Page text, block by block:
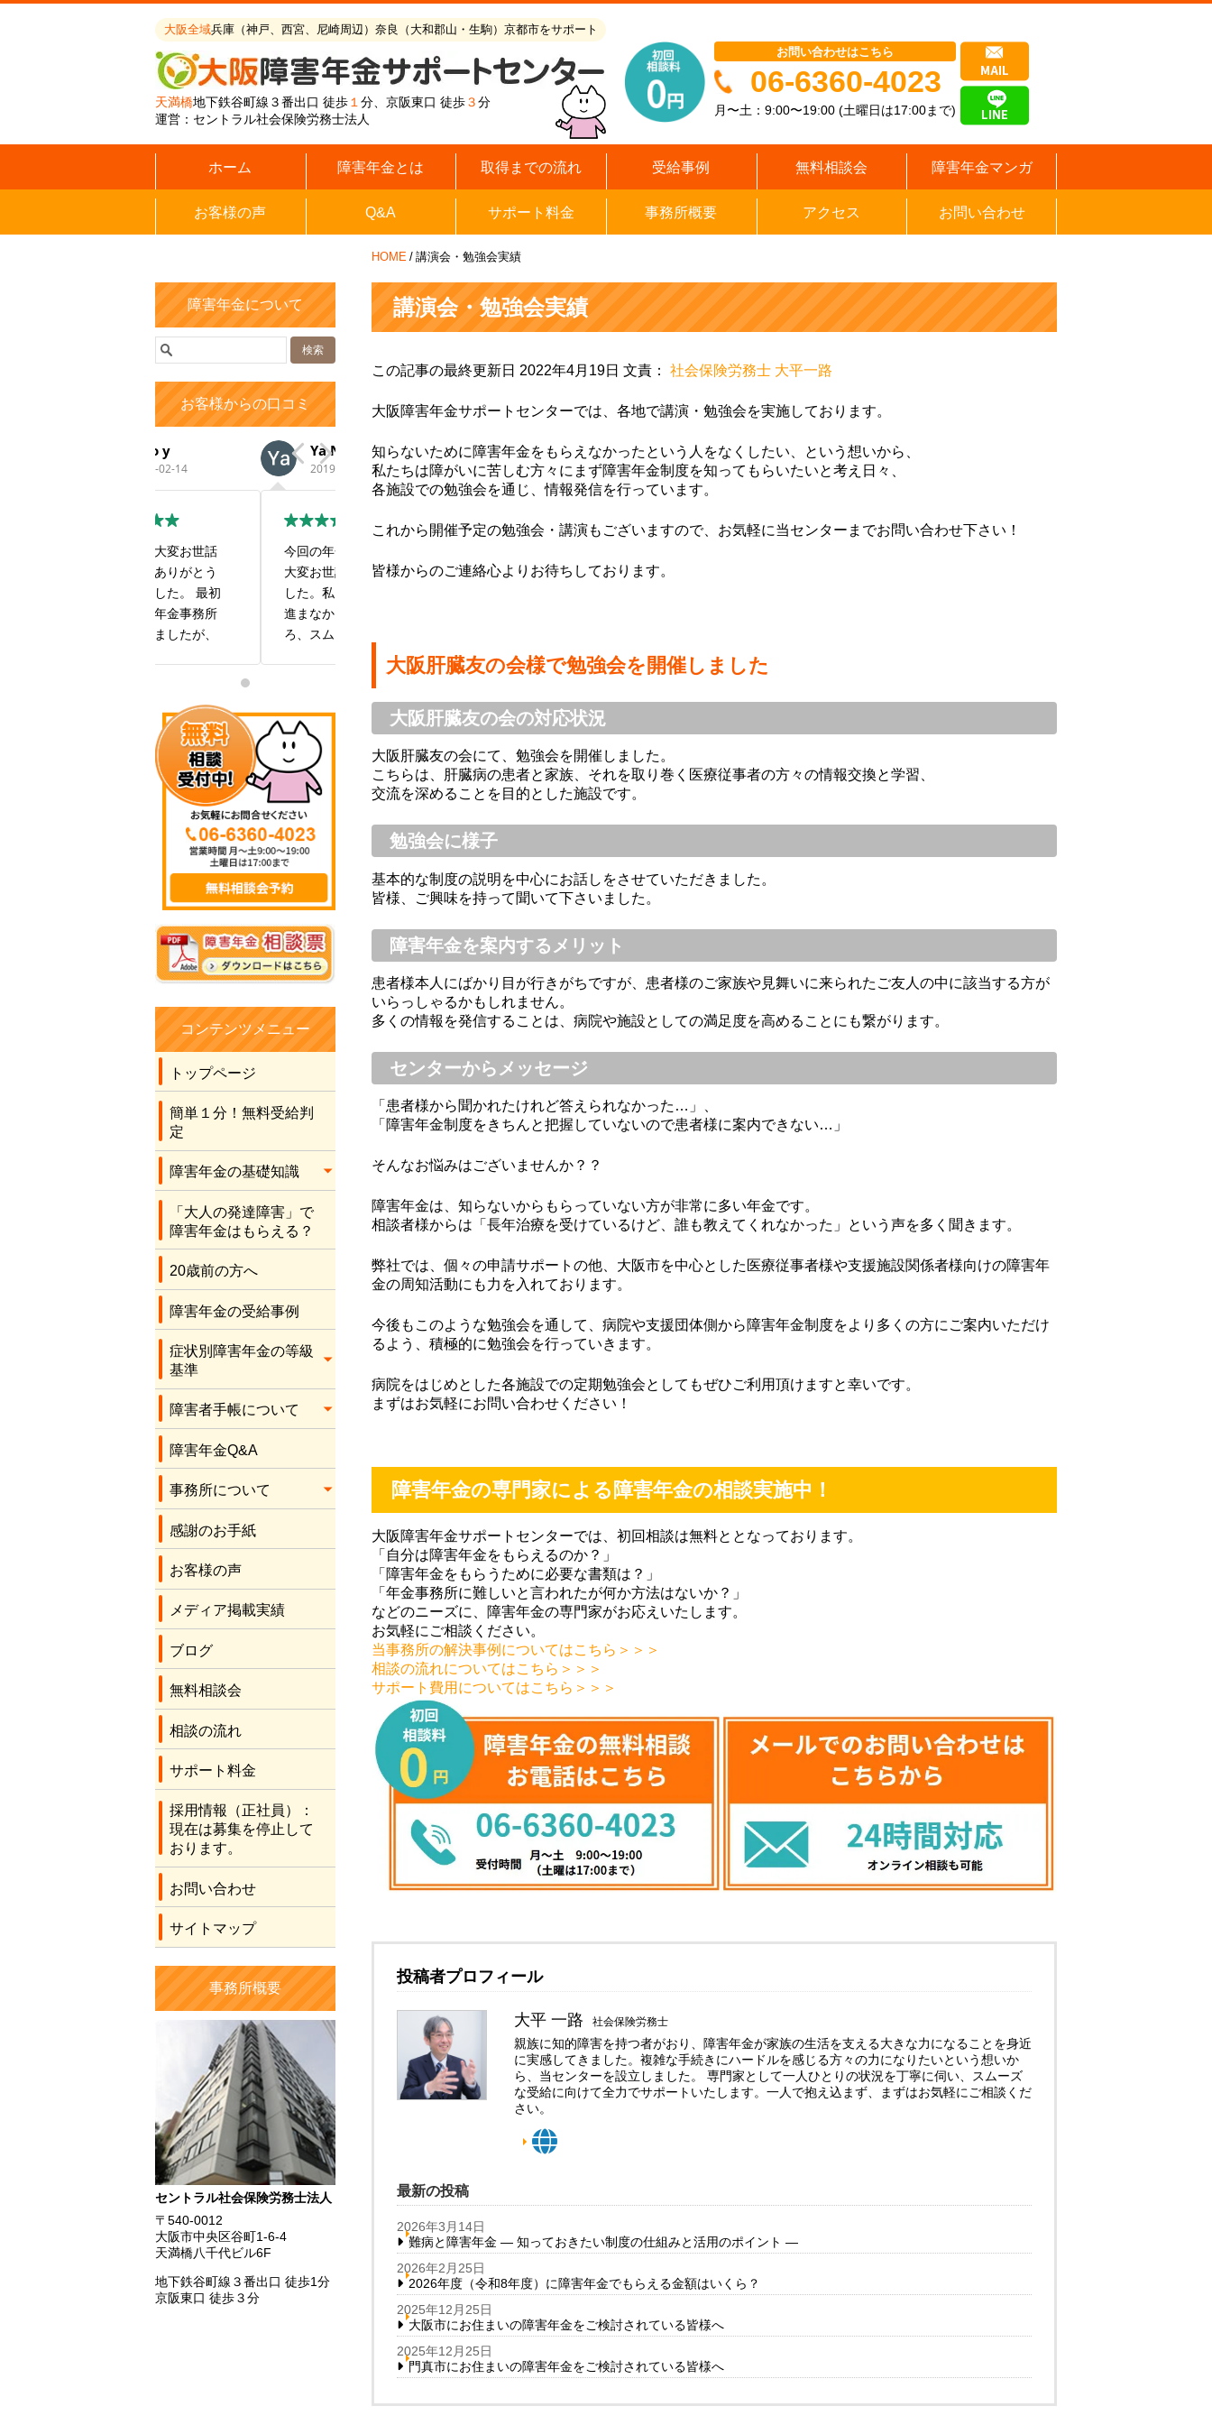
大阪全域兵庫（神戸、西宮、尼崎周辺）奈良（大和郡山・生駒）京都市をサポート
天満橋地下鉄谷町線３番出口 徒歩１分、京阪東口 徒歩３分
運営：セントラル社会保険労務士法人
お問い合わせはこちら
06-6360-4023
月〜土：9:00〜19:00 (土曜日は17:00まで)
ホーム 障害年金とは 取得までの流れ 受給事例 無料相談会 障害年金マンガ
お客様の声 Q&A サポート料金 事務所概要 アクセス お問い合わせ
HOME / 講演会・勉強会実績
障害年金について
お客様からの口コミ
2019-12-16
今回の年金受給では
大変お世話になりま
した。私1人では全然
進まなかったとこ
ろ、スムーズに手続
しております。また
あるかと思いますが
何卒よろしくお願い
致します。本当にあ
りがとうございまし
た。
いちごみるく
2019-12-02
も良い社労士さんで
上山良二
2019-09-02
申請で少し不安でし
に説明してもらい安
心して、また、個人
いにくい時も、調整
してくださり、先生
には大変感謝してま
す。ありがとうござ
いました。
M Mmittsu
2019-07-22
感謝しております。
もっと早く相談して
時もよろしくお願い
コンテンツメニュー
トップページ
簡単１分！無料受給判
定
障害年金の基礎知識
「大人の発達障害」で
障害年金はもらえる？
20歳前の方へ
障害年金の受給事例
症状別障害年金の等級
基準
障害者手帳について
障害年金Q&A
事務所について
感謝のお手紙
お客様の声
メディア掲載実績
ブログ
無料相談会
相談の流れ
サポート料金
採用情報（正社員）：
現在は募集を停止して
おります。
お問い合わせ
サイトマップ
事務所概要
セントラル社会保険労務士法人
〒540-0012
大阪市中央区谷町1-6-4
天満橋八千代ビル6F
地下鉄谷町線３番出口 徒歩1分
京阪東口 徒歩３分
講演会・勉強会実績
この記事の最終更新日 2022年4月19日 文責： 社会保険労務士 大平一路
大阪障害年金サポートセンターでは、各地で講演・勉強会を実施しております。
知らないために障害年金をもらえなかったという人をなくしたい、という想いから、
私たちは障がいに苦しむ方々にまず障害年金制度を知ってもらいたいと考え日々、
各施設での勉強会を通じ、情報発信を行っています。
これから開催予定の勉強会・講演もございますので、お気軽に当センターまでお問い合わせ下さい！
皆様からのご連絡心よりお待ちしております。
大阪肝臓友の会様で勉強会を開催しました
大阪肝臓友の会の対応状況
大阪肝臓友の会にて、勉強会を開催しました。
こちらは、肝臓病の患者と家族、それを取り巻く医療従事者の方々の情報交換と学習、
交流を深めることを目的とした施設です。
勉強会に様子
基本的な制度の説明を中心にお話しをさせていただきました。
皆様、ご興味を持って聞いて下さいました。
障害年金を案内するメリット
患者様本人にばかり目が行きがちですが、患者様のご家族や見舞いに来られたご友人の中に該当する方が
いらっしゃるかもしれません。
多くの情報を発信することは、病院や施設としての満足度を高めることにも繋がります。
センターからメッセージ
「患者様から聞かれたけれど答えられなかった…」、
「障害年金制度をきちんと把握していないので患者様に案内できない…」
そんなお悩みはございませんか？？
障害年金は、知らないからもらっていない方が非常に多い年金です。
相談者様からは「長年治療を受けているけど、誰も教えてくれなかった」という声を多く聞きます。
弊社では、個々の申請サポートの他、大阪市を中心とした医療従事者様や支援施設関係者様向けの障害年
金の周知活動にも力を入れております。
今後もこのような勉強会を通して、病院や支援団体側から障害年金制度をより多くの方にご案内いただけ
るよう、積極的に勉強会を行っていきます。
病院をはじめとした各施設での定期勉強会としてもぜひご利用頂けますと幸いです。
まずはお気軽にお問い合わせください！
障害年金の専門家による障害年金の相談実施中！
大阪障害年金サポートセンターでは、初回相談は無料ととなっております。
「自分は障害年金をもらえるのか？」
「障害年金をもらうために必要な書類は？」
「年金事務所に難しいと言われたが何か方法はないか？」
などのニーズに、障害年金の専門家がお応えいたします。
お気軽にご相談ください。
当事務所の解決事例についてはこちら＞＞＞
相談の流れについてはこちら＞＞＞
サポート費用についてはこちら＞＞＞
投稿者プロフィール
大平 一路 社会保険労務士
親族に知的障害を持つ者がおり、障害年金が家族の生活を支える大きな力になることを身近
に実感してきました。複雑な手続きにハードルを感じる方々の力になりたいという想いか
ら、当センターを設立しました。 専門家として一人ひとりの状況を丁寧に伺い、スムーズ
な受給に向けて全力でサポートいたします。一人で抱え込まず、まずはお気軽にご相談くだ
さい。
最新の投稿
2026年3月14日
難病と障害年金 ― 知っておきたい制度の仕組みと活用のポイント ―
2026年2月25日
2026年度（令和8年度）に障害年金でもらえる金額はいくら？
2025年12月25日
大阪市にお住まいの障害年金をご検討されている皆様へ
2025年12月25日
門真市にお住まいの障害年金をご検討されている皆様へ